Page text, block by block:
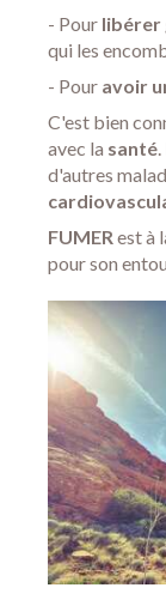
- Pour libérer
qui les
- Pour avoir
C'est bien
avec la santé
d'autres
FUMER est à
pour son